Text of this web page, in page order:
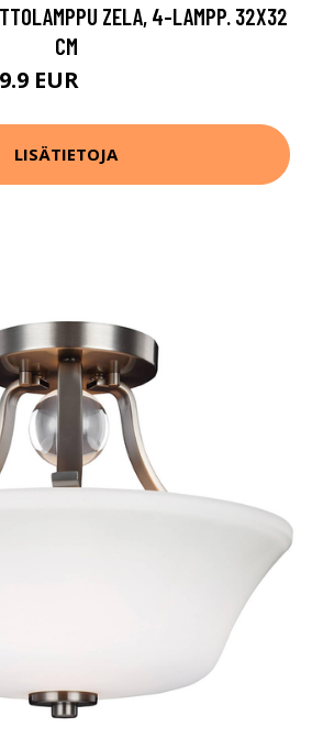
ZELA, 4-LAMPP. 32X32
CM
EUR
LISÄTIETOJA